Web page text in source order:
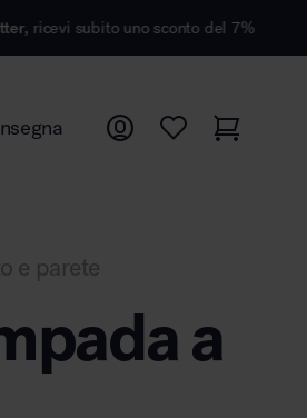
uno sconto del 7%
e parete
a